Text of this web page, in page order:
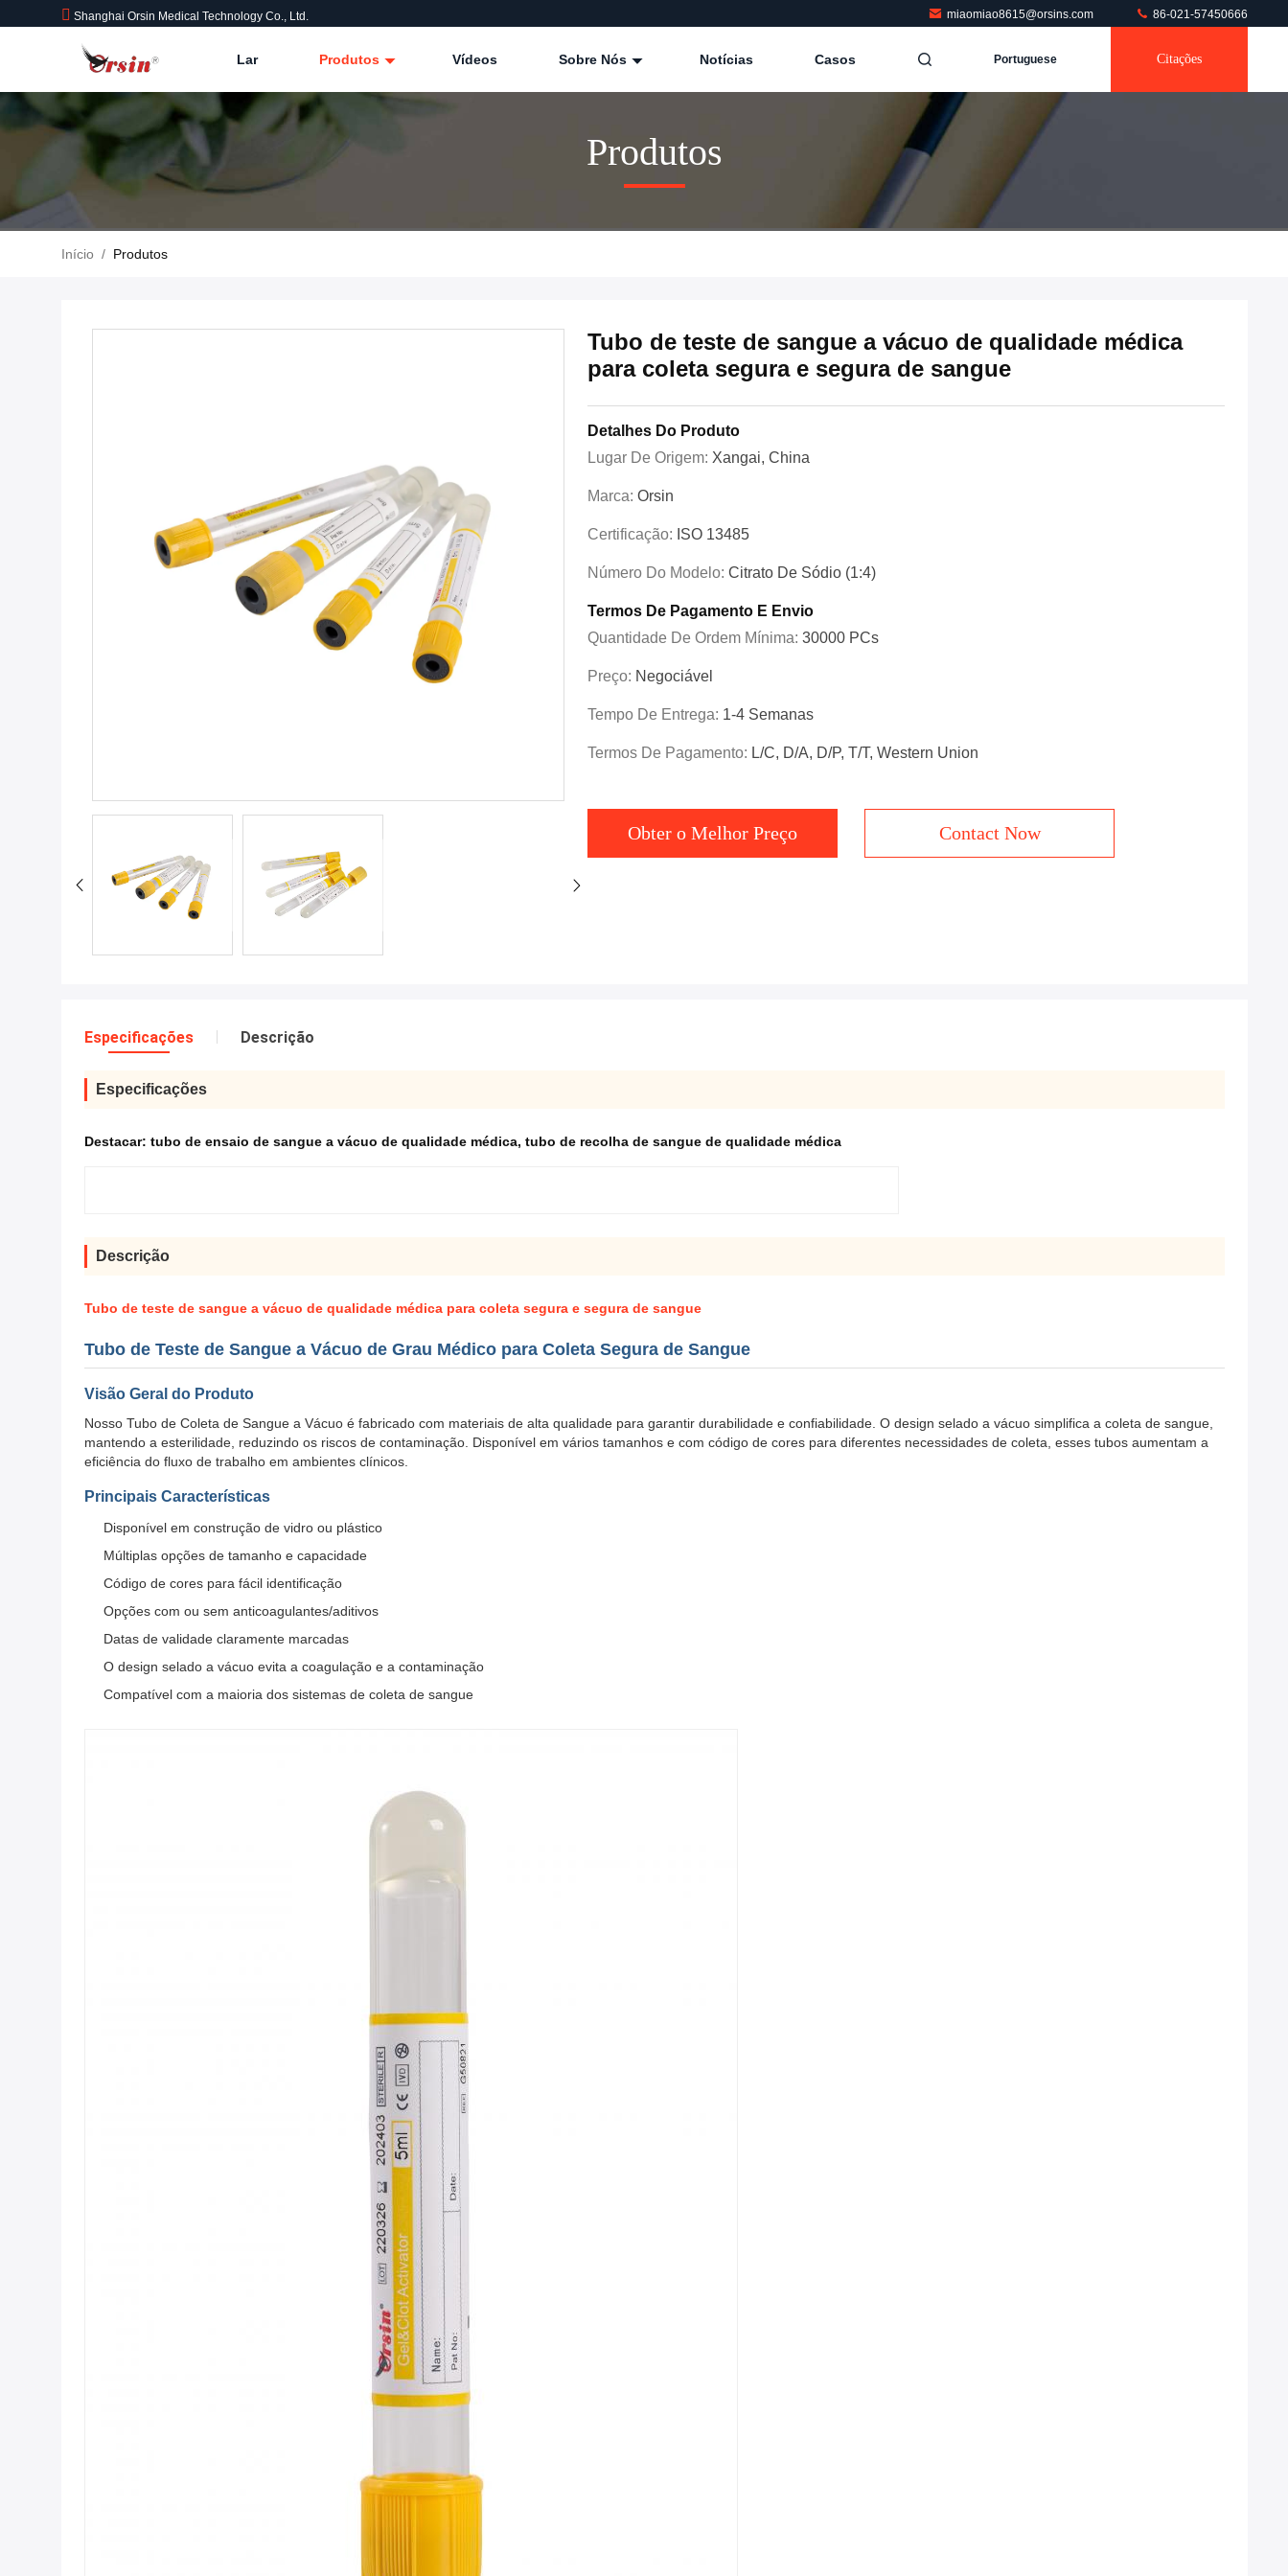
Shanghai Orsin Medical Technology Co., Ltd. miaomiao8615@orsins.com 86-021-57450666
Lar Produtos Vídeos Sobre Nós Notícias Casos Portuguese Citações
Produtos
Início / Produtos
Tubo de teste de sangue a vácuo de qualidade médica
para coleta segura e segura de sangue
Detalhes Do Produto
Lugar De Origem: Xangai, China
Marca: Orsin
Certificação: ISO 13485
Número Do Modelo: Citrato De Sódio (1:4)
Termos De Pagamento E Envio
Quantidade De Ordem Mínima: 30000 PCs
Preço: Negociável
Tempo De Entrega: 1-4 Semanas
Termos De Pagamento: L/C, D/A, D/P, T/T, Western Union
Obter o Melhor Preço Contact Now
Especificações Descrição
Especificações
Destacar: tubo de ensaio de sangue a vácuo de qualidade médica, tubo de recolha de sangue de qualidade médica
Descrição
Tubo de teste de sangue a vácuo de qualidade médica para coleta segura e segura de sangue
Tubo de Teste de Sangue a Vácuo de Grau Médico para Coleta Segura de Sangue
Visão Geral do Produto
Nosso Tubo de Coleta de Sangue a Vácuo é fabricado com materiais de alta qualidade para garantir durabilidade e confiabilidade. O design selado a vácuo simplifica a coleta de sangue,
mantendo a esterilidade, reduzindo os riscos de contaminação. Disponível em vários tamanhos e com código de cores para diferentes necessidades de coleta, esses tubos aumentam a
eficiência do fluxo de trabalho em ambientes clínicos.
Principais Características
Disponível em construção de vidro ou plástico
Múltiplas opções de tamanho e capacidade
Código de cores para fácil identificação
Opções com ou sem anticoagulantes/aditivos
Datas de validade claramente marcadas
O design selado a vácuo evita a coagulação e a contaminação
Compatível com a maioria dos sistemas de coleta de sangue